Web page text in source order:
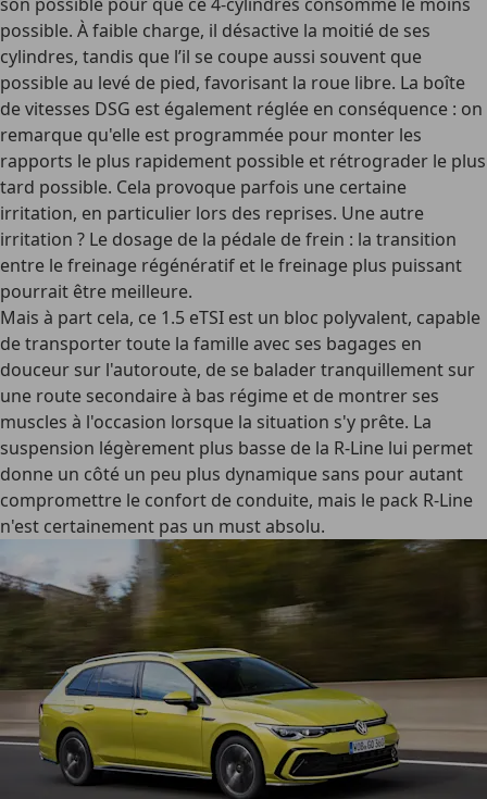
possible. À faible charge, il désactive la moitié de ses
cylindres, tandis que l’il se coupe aussi souvent que
possible au levé de pied, favorisant la roue libre. La boîte
de vitesses DSG est également réglée en conséquence : on
remarque qu'elle est programmée pour monter les
rapports le plus rapidement possible et rétrograder le plus
tard possible. Cela provoque parfois une certaine
irritation, en particulier lors des reprises. Une autre
irritation ? Le dosage de la pédale de frein : la transition
entre le freinage régénératif et le freinage plus puissant
pourrait être meilleure.
Mais à part cela, ce 1.5 eTSI est un bloc polyvalent, capable
de transporter toute la famille avec ses bagages en
douceur sur l'autoroute, de se balader tranquillement sur
une route secondaire à bas régime et de montrer ses
muscles à l'occasion lorsque la situation s'y prête. La
suspension légèrement plus basse de la R-Line lui permet
donne un côté un peu plus dynamique sans pour autant
compromettre le confort de conduite, mais le pack R-Line
n'est certainement pas un must absolu.